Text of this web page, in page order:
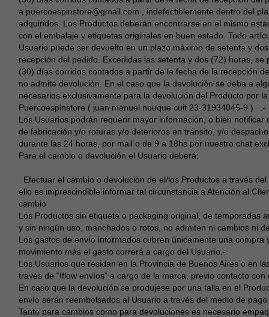
a puercoespinstore@gmail.com , indefectiblemente dentro del
adquiridos. Los Productos deberán encontrarse en el mismo
con el embalaje y etiquetas originales en buen estado. Todo
Usuario puede ser devuelto en un plazo máximo de setenta y
recepción del pedido. Excedidas las setenta y dos (72) horas,
(30) días corridos contados a partir de la fecha de la recepción
no admite devolución. En el caso que la devolución se deba a
necesarios exclusivamente para la devolución del Producto por
Puercoespinstore ( juan manuel nouque cuit 23-31934045-9 ) .-
Los Usuarios podrán requerir mayor información, o bien
de fabricación y/o roturas y/o deterioros en tránsito, y/o
durante las 24 horas, por mail o de 9 a 18hs por nuestro chat
Para el cambio o devolución el Usuario deberá:
Efectuar el cambio o devolución de el/los Productos a través
ello es imprescindible informar tal circunstancia a Atención al
cambio
Los Productos sin etiqueta o packaging original, de temporadas
y sin ningún uso, manchados o rotos, no admiten ni cambios ni
Los gastos de envío informados cubren únicamente una
movimiento más el gasto correrá a cargo del Usuario.-
Los Usuarios que residan en la Provincia de Buenos Aires o en
través de “Iflow envíos” a cargo de la marca, previo contacto
En caso que la devolución se produjese por una falla en el
envío serán reembolsados al Usuario a través del medio de
Tanto para cambios como para devoluciones es necesario